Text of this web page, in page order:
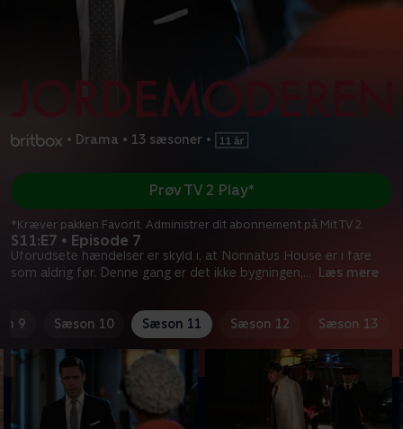
• Drama • 13 sæsoner •
S11:E7 • Episode 7
Uforudsete hændelser er skyld i, at Nonnatus House er i fare
som aldrig før. Denne gang er det ikke bygningen,... Læs mere
Prøv TV 2 Play*
*Kræver pakken Favorit. Administrer dit abonnement på Mit TV 2.
9 Sæson 10 Sæson 11 Sæson 12 Sæson 13